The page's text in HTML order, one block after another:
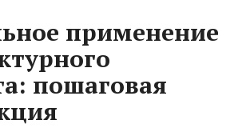
применение
пошаговая